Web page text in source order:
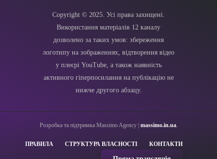
Copyright © 2025. Усі права захищені.
Використання матеріалів 12 каналу
дозволено за таких умов: збереження
логотипу на зображеннях, відтворення відео
у плеєрі YouTube, а також наявність
активного гіперпосилання на публікацію не
нижче другого абзацу.
Розробка та підтримка Massimo Agency | massimo.in.ua.
ПРАВИЛА СТРУКТУРА ВЛАСНОСТІ КОНТАКТИ